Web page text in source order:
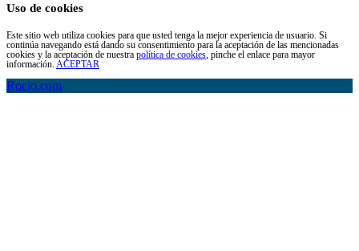
Uso de cookies
Este sitio web utiliza cookies para que usted tenga la mejor experiencia de usuario. Si
continúa navegando está dando su consentimiento para la aceptación de las mencionadas
cookies y la aceptación de nuestra política de cookies , pinche el enlace para mayor
información. ACEPTAR
Rocio.com